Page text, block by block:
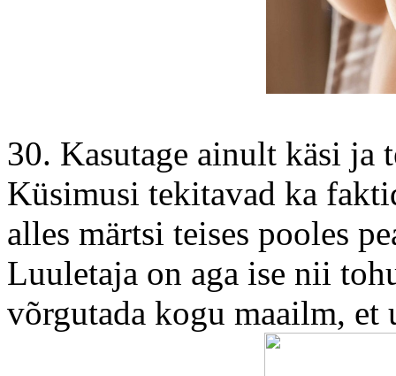
30. Kasutage ainult käsi ja
Küsimusi tekitavad ka
alles märtsi teises pooles
Luuletaja on aga ise nii
võrgutada kogu maailm, et